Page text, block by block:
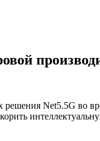
Net5.5G во